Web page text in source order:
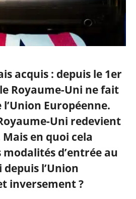
acquis : depuis le 1er
Royaume-Uni ne fait
Européenne.
Uni redevient
en quoi cela
modalités d’entrée au
l’Union
inversement ?